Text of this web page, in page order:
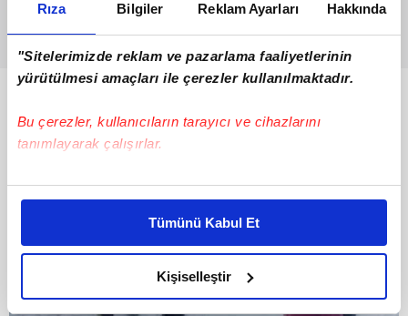
Rıza Bilgiler Reklam Ayarları Hakkında
"Sitelerimizde reklam ve pazarlama faaliyetlerinin
yürütülmesi amaçları ile çerezler kullanılmaktadır.
Bu çerezler, kullanıcıların tarayıcı ve cihazlarını
tanımlayarak çalışırlar.
Bu çerezlere izin vermeniz halinde sizlere özel
daha iyi reklam deneyimi yaşatabiliriz. Bunu yaparken
amacımızın size daha iyi bir reklam deneyimi sunmak
olduğunu ve sizlere en iyi içerikleri sunabilmek adına
elimizden gelen çabayı gösterdiğimizi ve bu noktada,
Tümünü Kabul Et
Kişiselleştir